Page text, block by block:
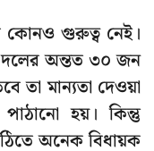
কোনও গুরুত্ব নেই।
দলের অন্তত ৩০ জন
তা মান্যতা দেওয়া
হয়। কিন্তু
অনেক বিধায়ক